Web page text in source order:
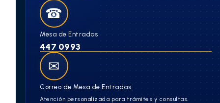
☎
Mesa de Entradas
447 0993
✉
Correo de Mesa de Entradas
Atención personalizada para trámites y consultas.